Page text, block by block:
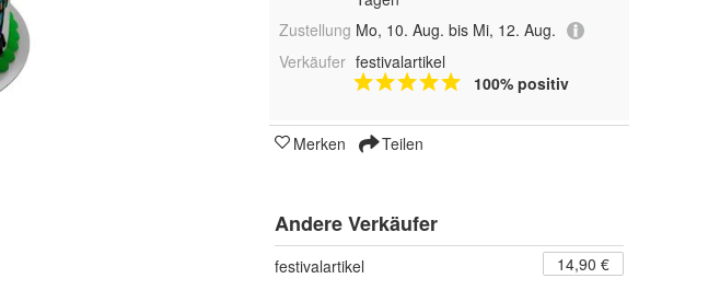
Zustellung Mo, 10. Aug. bis Mi, 12. Aug.
Verkäufer festivalartikel
100% positiv
Merken Teilen
Andere Verkäufer
festivalartikel
14,90 €